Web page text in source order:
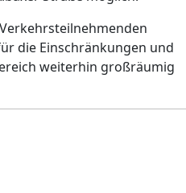
die Einschränkungen und
weiterhin großräumig